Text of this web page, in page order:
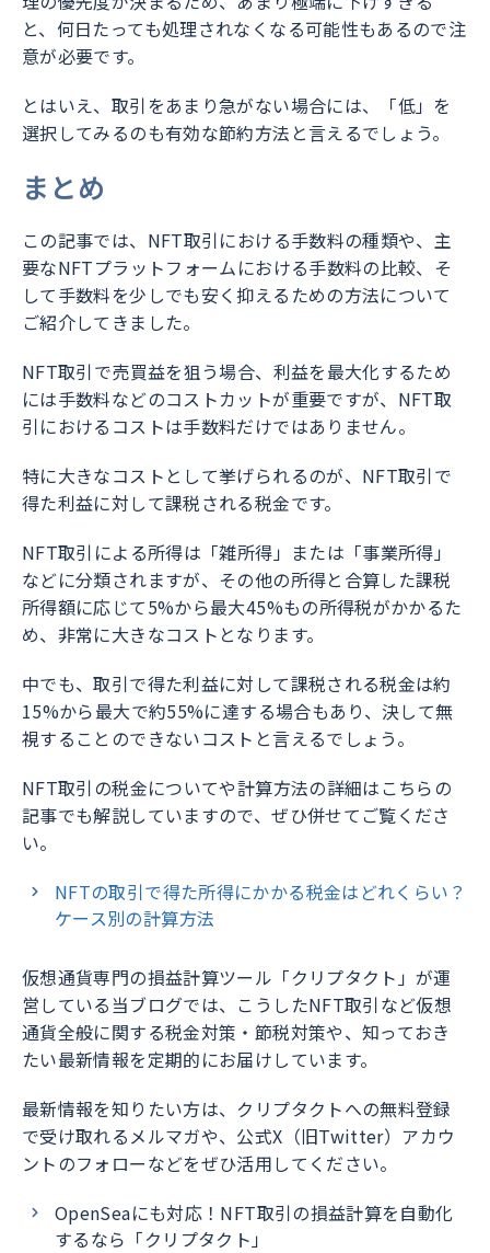
と、何日たっても処理されなくなる可能性もあるので注
意が必要です。
とはいえ、取引をあまり急がない場合には、「低」を
選択してみるのも有効な節約方法と言えるでしょう。
まとめ
この記事では、NFT取引における手数料の種類や、主
要なNFTプラットフォームにおける手数料の比較、そ
して手数料を少しでも安く抑えるための方法について
ご紹介してきました。
NFT取引で売買益を狙う場合、利益を最大化するため
には手数料などのコストカットが重要ですが、NFT取
引におけるコストは手数料だけではありません。
特に大きなコストとして挙げられるのが、NFT取引で
得た利益に対して課税される税金です。
NFT取引による所得は「雑所得」または「事業所得」
などに分類されますが、その他の所得と合算した課税
所得額に応じて5%から最大45%もの所得税がかかるた
め、非常に大きなコストとなります。
中でも、取引で得た利益に対して課税される税金は約
15%から最大で約55%に達する場合もあり、決して無
視することのできないコストと言えるでしょう。
NFT取引の税金についてや計算方法の詳細はこちらの
記事でも解説していますので、ぜひ併せてご覧くださ
い。
NFTの取引で得た所得にかかる税金はどれくらい？
ケース別の計算方法
仮想通貨専門の損益計算ツール「クリプタクト」が運
営している当ブログでは、こうしたNFT取引など仮想
通貨全般に関する税金対策・節税対策や、知っておき
たい最新情報を定期的にお届けしています。
最新情報を知りたい方は、クリプタクトへの無料登録
で受け取れるメルマガや、 公式X（旧Twitter）アカウ
ントのフォローなどをぜひ活用してください。
OpenSeaにも対応！NFT取引の損益計算を自動化
するなら「クリプタクト」